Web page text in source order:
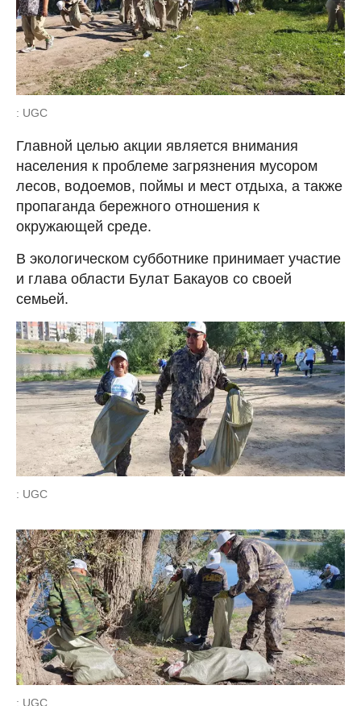
: UGC
Главной целью акции является внимания
населения к проблеме загрязнения мусором
лесов, водоемов, поймы и мест отдыха, а также
пропаганда бережного отношения к
окружающей среде.
В экологическом субботнике принимает участие
и глава области Булат Бакауов со своей
семьей.
: UGC
: UGC